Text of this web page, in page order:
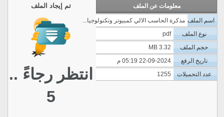
معلومات عن الملف
اسم الملف
مذكرة الحاسب الالي كمبيوتر وتكنولوجيا...
نوع الملف
pdf
حجم الملف
3.32 MB
تاريخ الرفع
22-09-2024 05:19 م
عدد التحميلات
1255
تم إيجاد الملف
انتظر رجاءً ..
5